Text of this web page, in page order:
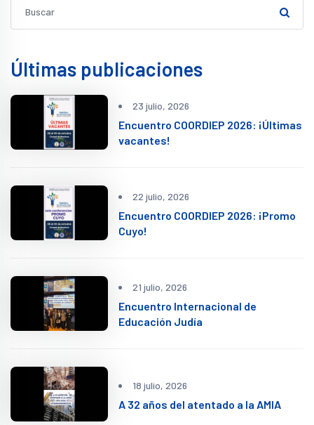
Últimas publicaciones
23 julio, 2026
Encuentro COORDIEP 2026: ¡Últimas
vacantes!
22 julio, 2026
Encuentro COORDIEP 2026: ¡Promo
Cuyo!
21 julio, 2026
Encuentro Internacional de
Educación Judía
18 julio, 2026
A 32 años del atentado a la AMIA